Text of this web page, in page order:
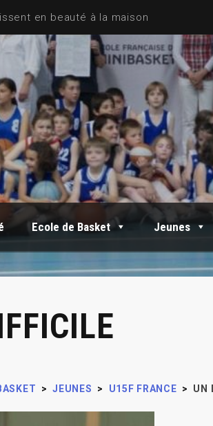
Ecole de Basket Jeunes
> JEUNES > U15F FRANCE > UN